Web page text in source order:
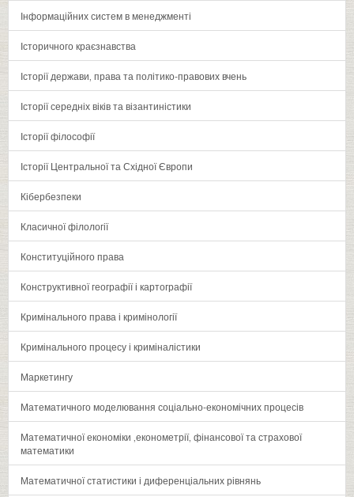
Інформаційних систем в менеджменті
Історичного краєзнавства
Історії держави‚ права та політико-правових вчень
Історії середніх віків та візантиністики
Історії філософії
Історії Центральної та Східної Європи
Кібербезпеки
Класичної філології
Конституційного права
Конструктивної географії і картографії
Кримінального права і кримінології
Кримінального процесу і криміналістики
Маркетингу
Математичного моделювання соціально-економічних процесів
Математичної економіки ‚економетрії‚ фінансової та страхової
математики
Математичної статистики і диференціальних рівнянь